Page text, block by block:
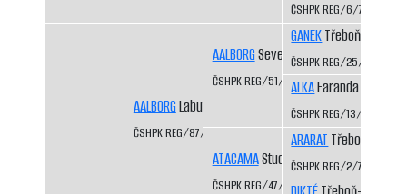
AALBORGLabutí řeka CS
ČSHPK REG/87/84
AALBORGSeverní vítr CS
ČSHPK REG/51/83
ATACAMAStudená Javořice
ČSHPK REG/47/83
ČSHPK REG/6/77
GANEKTřeboň-
ČSHPK REG/25/82
ALKAFaranda CS
ČSHPK REG/13/81
ARARAT Třeboň-
ČSHPK REG/2/77